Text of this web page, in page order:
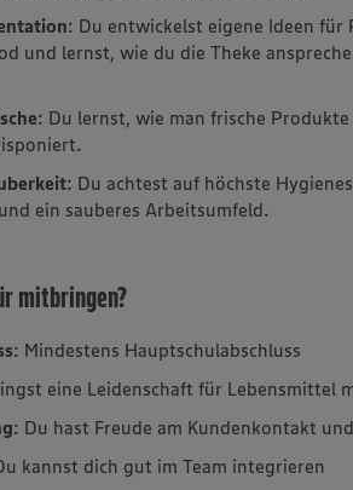
: Du entwickelst eigene Ideen für
und lernst, wie du die Theke
: Du lernst, wie man frische
: Du achtest auf höchste
ein sauberes Arbeitsumfeld.
mitbringen?
: Mindestens Hauptschulabschluss
eine Leidenschaft für Lebensmittel
: Du hast Freude am Kundenkontakt
kannst dich gut im Team integrieren